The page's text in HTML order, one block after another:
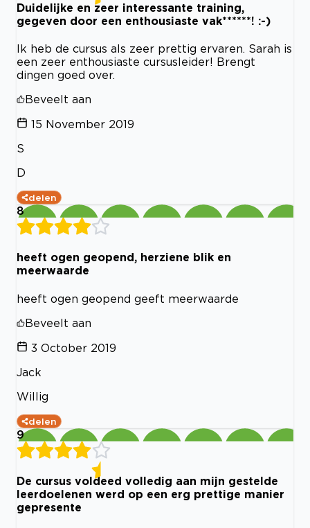
Duidelijke en zeer interessante training,
gegeven door een enthousiaste vak******! :-)
Ik heb de cursus als zeer prettig ervaren. Sarah is
een zeer enthousiaste cursusleider! Brengt
dingen goed over.
Beveelt aan
15 November 2019
S
D
delen
8
heeft ogen geopend, herziene blik en
meerwaarde
heeft ogen geopend geeft meerwaarde
Beveelt aan
3 October 2019
Jack
Willig
delen
9
De cursus voldeed volledig aan mijn gestelde
leerdoelenen werd op een erg prettige manier
gepresente